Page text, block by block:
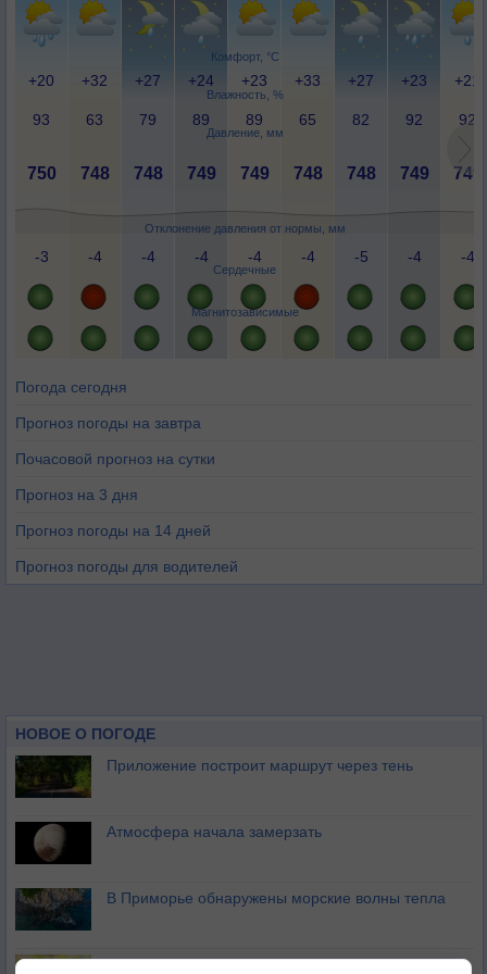
Комфорт, °C
Влажность, %
Давление, мм
Отклонение давления от нормы, мм
Сердечные
Магнитозависимые
+20 +32 +27 +24 +23 +33 +27 +23 +21
93 63 79 89 89 65 82 92 92
750 748 748 749 749 748 748 749 749
-3 -4 -4 -4 -4 -4 -5 -4 -4
Погода сегодня
Прогноз погоды на завтра
Почасовой прогноз на сутки
Прогноз на 3 дня
Прогноз погоды на 14 дней
Прогноз погоды для водителей
НОВОЕ О ПОГОДЕ
Приложение построит маршрут через тень
Атмосфера начала замерзать
В Приморье обнаружены морские волны тепла
Изменение климата повлияло на ареал обитания